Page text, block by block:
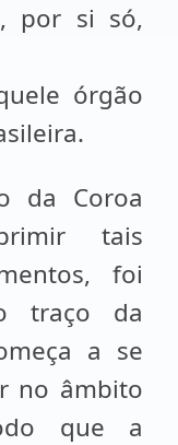
por si só,
órgão
da Coroa
tais
foi
traço da
a se
no âmbito
que a